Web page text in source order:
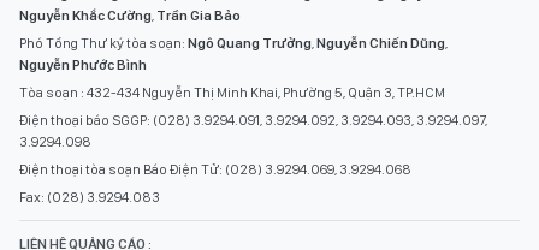
Nguyễn Khắc Cường Trần Gia Bảo
Phó Tổng Thư ký tòa soạn: Ngô Quang Trưởng Nguyễn Chiến Dũng
Nguyễn Phước Bình
Tòa soạn : 432-434 Nguyễn Thị Minh Khai, Phường 5, Quận 3, TP.HCM
Điện thoại báo SGGP: (028) 3.9294.091, 3.9294.092, 3.9294.093, 3.9294.097,
3.9294.098
Điện thoại tòa soạn Báo Điện Tử: (028) 3.9294.069, 3.9294.068
Fax: (028) 3.9294.083
LIÊN HỆ QUẢNG CÁO :